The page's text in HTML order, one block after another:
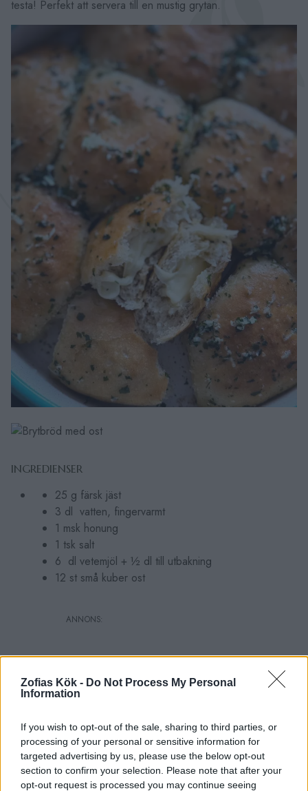
Zofias Kök - Do Not Process My Personal
Information
If you wish to opt-out of the sale, sharing to third parties, or
processing of your personal or sensitive information for
targeted advertising by us, please use the below opt-out
section to confirm your selection. Please note that after your
opt-out request is processed you may continue seeing
testa! Perfekt att servera till en mustig grytan.
INGREDIENSER
25 g färsk jäst
3 dl vatten, fingervarmt
1 msk honung
1 tsk salt
6 dl vetemjöl + ½ dl till utbakning
12 st små kuber ost